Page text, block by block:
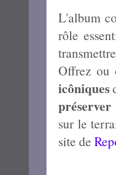
L'album
rôle
Offrez ou
icôniques
sur le
site de